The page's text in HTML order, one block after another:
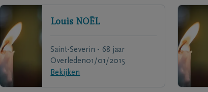
Louis NOËL
Saint-Severin - 68 jaar
Overleden01/01/2015
Bekijken